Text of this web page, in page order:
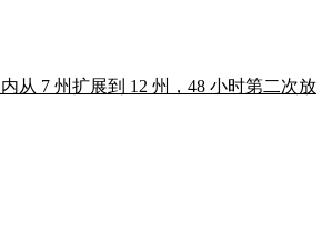
从 7 州扩展到 12 州，48 小时第二次放